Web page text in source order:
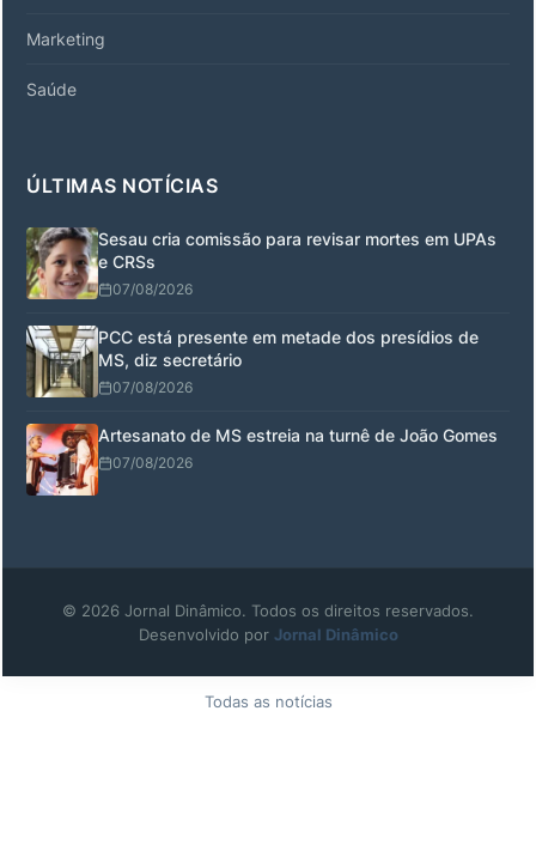
Marketing
Saúde
ÚLTIMAS NOTÍCIAS
Sesau cria comissão para revisar mortes em UPAs
e CRSs
07/08/2026
PCC está presente em metade dos presídios de
MS, diz secretário
07/08/2026
Artesanato de MS estreia na turnê de João Gomes
07/08/2026
© 2026 Jornal Dinâmico. Todos os direitos reservados.
Desenvolvido por Jornal Dinâmico
Todas as notícias